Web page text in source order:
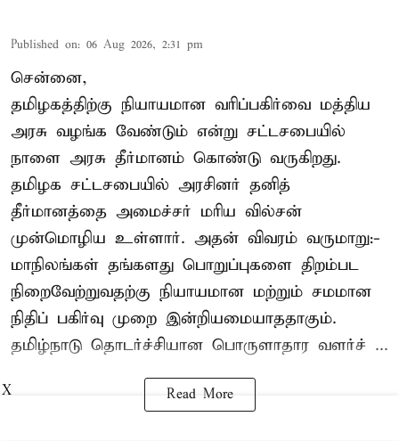
Published on: 06 Aug 2026, 2:31 pm
சென்னை,
தமிழகத்திற்கு நியாயமான வரிப்பகிர்வை மத்திய
அரசு வழங்க வேண்டும் என்று சட்டசபையில்
நாளை அரசு தீர்மானம் கொண்டு வருகிறது.
தமிழக சட்டசபையில் அரசினர் தனித்
தீர்மானத்தை அமைச்சர் மரிய வில்சன்
முன்மொழிய உள்ளார். அதன் விவரம் வருமாறு:-
மாநிலங்கள் தங்களது பொறுப்புகளை திறம்பட
நிறைவேற்றுவதற்கு நியாயமான மற்றும் சமமான
நிதிப் பகிர்வு முறை இன்றியமையாததாகும்.
தமிழ்நாடு தொடர்ச்சியான பொருளாதார வளர்ச் ...
Read More
X